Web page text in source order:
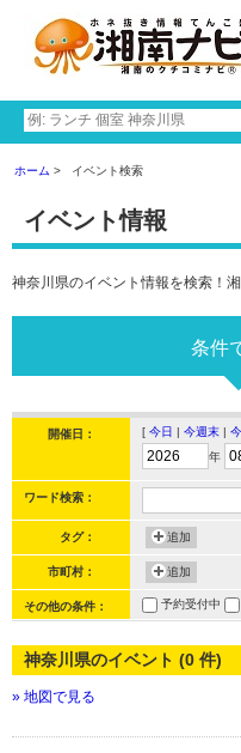
ホーム イベント検索
イベント情報
神奈川県のイベント情報を検索！
条件
開催日： [ 今日 | 今週末 |
年
ワード検索：
タグ： 追加
市町村： 追加
その他の条件： 予約受付中
神奈川県のイベント (0 件)
» 地図で見る